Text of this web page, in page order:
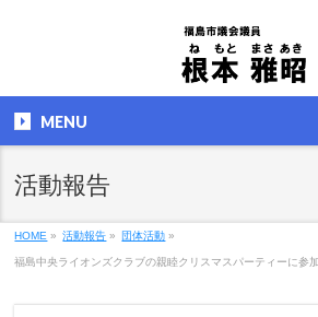
MENU
活動報告
HOME » 活動報告 » 団体活動 »
福島中央ライオンズクラブの親睦クリスマスパーティーに参加